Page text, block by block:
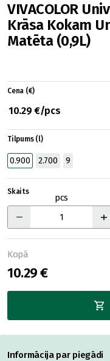
VIVACOLOR
Krāsa Kokam
Matēta (0,9L)
Cena (€)
10.29 €/pcs
Tilpums (l)
0.900 2.700 9
Skaits
pcs
Kopā
10.29 €
Informācija par piegādi